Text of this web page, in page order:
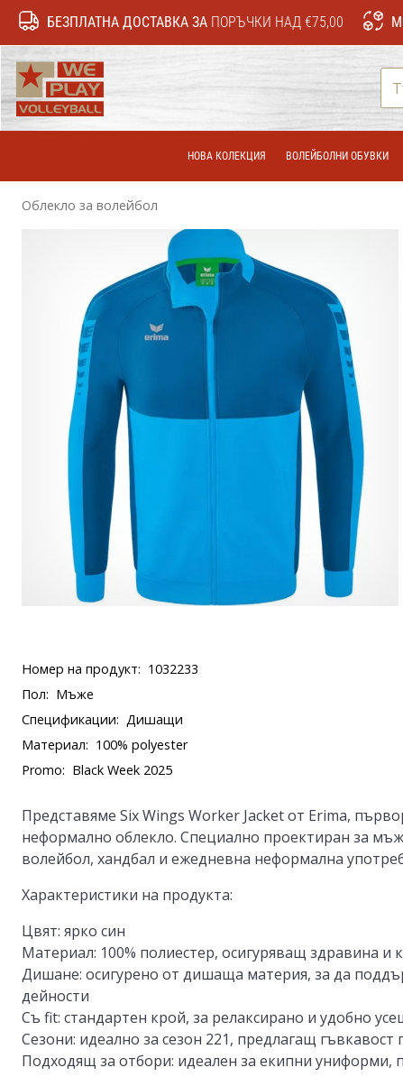
БЕЗПЛАТНА ДОСТАВКА ЗА ПОРЪЧКИ НАД €75,00
НОВА КОЛЕКЦИЯ ВОЛЕЙБОЛНИ ОБУВКИ
Облекло за волейбол
Номер на продукт: 1032233
Пол: Мъже
Спецификации: Дишащи
Материал: 100% polyester
Promo: Black Week 2025
Представяме Six Wings Worker Jacket от Erima,
неформално облекло. Специално проектиран за
волейбол, хандбал и ежедневна неформална
Характеристики на продукта:
Цвят: ярко син
Материал: 100% полиестер, осигуряващ здравина и
Дишане: осигурено от дишаща материя, за да
дейности
Съ fit: стандартен крой, за релаксирано и удобно
Сезони: идеално за сезон 221, предлагащ
Подходящ за отбори: идеален за екипни униформи,